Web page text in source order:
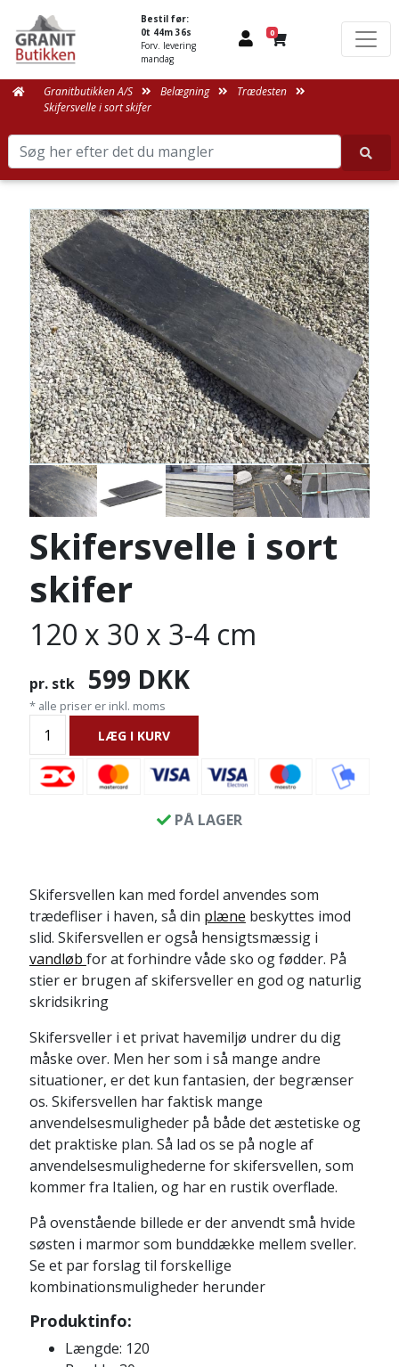
Skifersvelle i sort
skifer
120 x 30 x 3-4 cm
pr. stk 599 DKK
* alle priser er inkl. moms
LÆG I KURV
PÅ LAGER
Skifersvellen kan med fordel anvendes som
trædefliser i haven, så din plæne beskyttes imod
slid. Skifersvellen er også hensigtsmæssig i
vandløb for at forhindre våde sko og fødder. På
stier er brugen af skifersveller en god og naturlig
skridsikring
Skifersveller i et privat havemiljø undrer du dig
måske over. Men her som i så mange andre
situationer, er det kun fantasien, der begrænser
os. Skifersvellen har faktisk mange
anvendelsesmuligheder på både det æstetiske og
det praktiske plan. Så lad os se på nogle af
anvendelsesmulighederne for skifersvellen, som
kommer fra Italien, og har en rustik overflade.
På ovenstående billede er der anvendt små hvide
søsten i marmor som bunddække mellem sveller.
Se et par forslag til forskellige
kombinationsmuligheder herunder
Produktinfo:
Længde: 120
Bestil før:
0t 44m 35s
Forv. levering
mandag
0
Granitbutikken A/S Belægning
Trædesten
Skifersvelle i sort skifer